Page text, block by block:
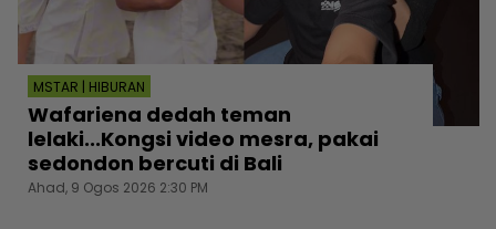
MSTAR | HIBURAN
Wafariena dedah teman
lelaki...Kongsi video mesra, pakai
sedondon bercuti di Bali
Ahad, 9 Ogos 2026 2:30 PM